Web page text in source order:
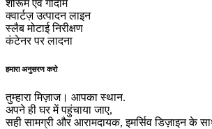
शोरूम एवं गोदाम
क्वार्टज़ उत्पादन लाइन
स्लैब मोटाई निरीक्षण
कंटेनर पर लादना
हमारा अनुसरण करो
तुम्हारा मिज़ाज। आपका स्थान.
अपने ही घर में पहुंचाया जाए,
सही सामग्री और आरामदायक, इमर्सिव डिज़ाइन के